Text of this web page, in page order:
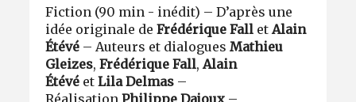
Fiction (90 min - inédit) – D’après une
idée originale deFrédérique Fall etAlain
Étévé – Auteurs et dialoguesMathieu
Gleizes,Frédérique Fall,Alain
Étévé etLila Delmas –
RéalisationPhilippe Dajoux –